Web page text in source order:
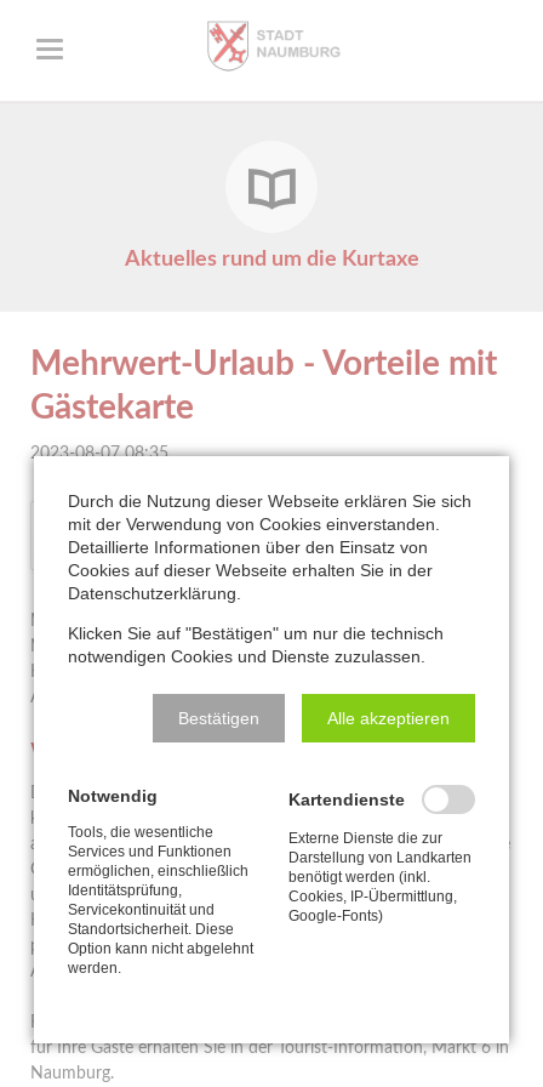
Aktuelles rund um die Kurtaxe
Mehrwert-Urlaub - Vorteile mit
Gästekarte
2023-08-07 08:35
Mit der Gästekarte können freie und ermäßigte Leistungen in
Naumburg und Bad Kösen sowie bei zahlreichen
Kooperationspartnern in der gesamten Saale-Unstrut-Region in
Anspruch genommen werden.
Was ist drin in der Gästekarte?
Die Einnahmen aus dem Gästebeitrag tragen dazu bei, die
kulturellen und touristischen Einrichtungen zu unterhalten und
attraktive Angebote zu schaffen. Mit der Gästekarte können Ihre
Gäste freie und ermäßigte Leistungen sowie zahlreiche Rabatte
und Vorteile in den Kur- und Erholungsorten Naumburg, Bad
Kösen, Freyburg, Bad Sulza und Bad Bibra sowie bei zahlreichen
privaten Kooperationspartnern in der Region Saale-Unstrut in
Anspruch nehmen.
Flyer mit der Auflistung der Angebote sowie Imagepostkarten
für Ihre Gäste erhalten Sie in der Tourist-Information, Markt 6 in
Naumburg.
Durch die Nutzung dieser Webseite erklären Sie sich
mit der Verwendung von Cookies einverstanden.
Detaillierte Informationen über den Einsatz von
Cookies auf dieser Webseite erhalten Sie in der
Datenschutzerklärung.
Klicken Sie auf "Bestätigen" um nur die technisch
notwendigen Cookies und Dienste zuzulassen.
Bestätigen Alle akzeptieren
Notwendig
Tools, die wesentliche
Services und Funktionen
ermöglichen, einschließlich
Identitätsprüfung,
Servicekontinuität und
Standortsicherheit. Diese
Option kann nicht abgelehnt
werden.
Kartendienste
Externe Dienste die zur
Darstellung von Landkarten
benötigt werden (inkl.
Cookies, IP-Übermittlung,
Google-Fonts)